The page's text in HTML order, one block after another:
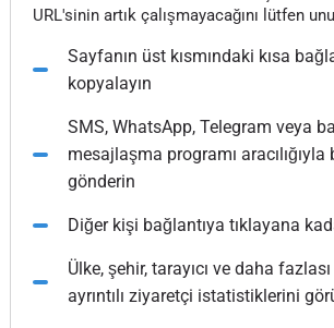
URL'sinin artık çalışmayacağını lütfen
Sayfanın üst kısmındaki kısa
kopyalayın
SMS, WhatsApp, Telegram veya
mesajlaşma programı
gönderin
Diğer kişi bağlantıya tıklayana
Ülke, şehir, tarayıcı ve daha
ayrıntılı ziyaretçi istatistiklerini